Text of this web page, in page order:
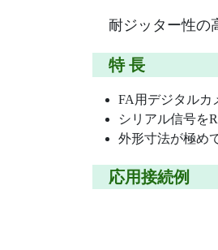
耐ジッター性の
特 長
FA用デジタルカ
シリアル信号を
外形寸法が極め
応用接続例